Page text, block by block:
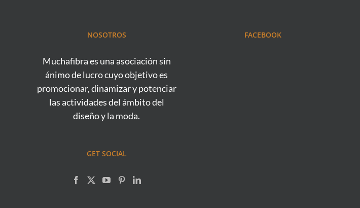
NOSOTROS
Muchafibra es una asociación sin
ánimo de lucro cuyo objetivo es
promocionar, dinamizar y potenciar
las actividades del ámbito del
diseño y la moda.
GET SOCIAL
FACEBOOK